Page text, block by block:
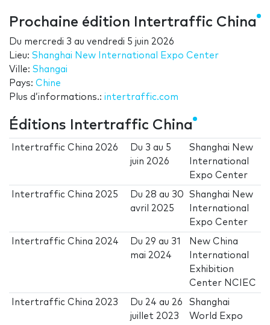
Prochaine édition Intertraffic China
Du mercredi 3 au vendredi 5 juin 2026
Lieu: Shanghai New International Expo Center
Ville: Shangai
Pays: Chine
Plus d’informations.: intertraffic.com
Éditions Intertraffic China
Intertraffic China 2026 Du 3 au 5
juin 2026
Shanghai New
International
Expo Center
Intertraffic China 2025 Du 28 au 30
avril 2025
Shanghai New
International
Expo Center
Intertraffic China 2024 Du 29 au 31
mai 2024
New China
International
Exhibition
Center NCIEC
Intertraffic China 2023 Du 24 au 26
juillet 2023
Shanghai
World Expo